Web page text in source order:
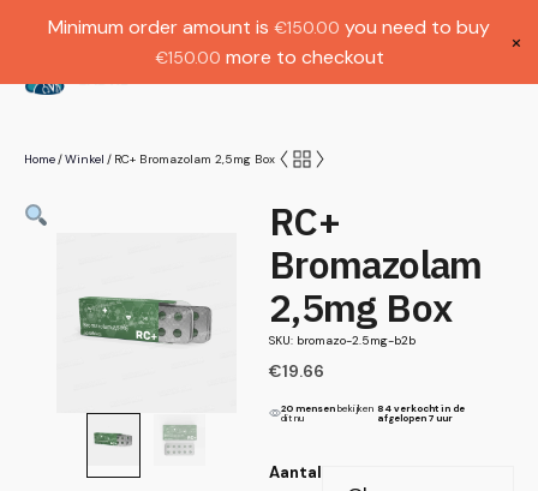
€1000.
Home/Winkel / RC+ Bromazolam 2,5mg Box
RC+
Bromazolam
2,5mg Box
SKU: bromazo-2.5mg-b2b
€19.66
20 mensen bekijken
dit nu
84 verkocht in de
afgelopen 7 uur
Aantal
Minimum order amount is €150.00 you need to buy
€150.00 more to checkout
×